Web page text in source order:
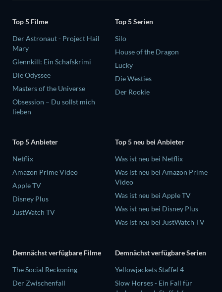
Top 5 Filme
Der Astronaut - Project Hail
Mary
Glennkill: Ein Schafskrimi
Die Odyssee
Masters of the Universe
Obsession – Du sollst mich
lieben
Top 5 Serien
Silo
House of the Dragon
Lucky
Die Westies
Der Rookie
Top 5 Anbieter
Netflix
Amazon Prime Video
Apple TV
Disney Plus
JustWatch TV
Top 5 neu bei Anbieter
Was ist neu bei Netflix
Was ist neu bei Amazon Prime
Video
Was ist neu bei Apple TV
Was ist neu bei Disney Plus
Was ist neu bei JustWatch TV
Demnächst verfügbare Filme
The Social Reckoning
Der Zwischenfall
Demnächst verfügbare Serien
Yellowjackets Staffel 4
Slow Horses - Ein Fall für